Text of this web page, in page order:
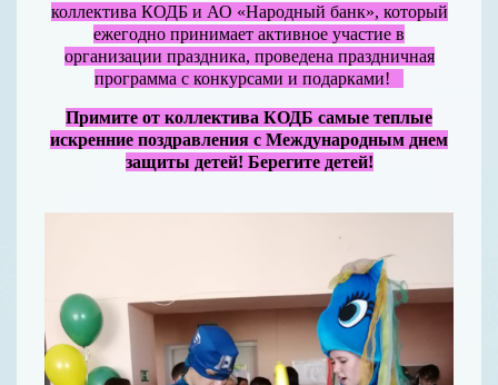
коллектива КОДБ и АО «Народный банк», который
ежегодно принимает активное участие в
организации праздника, проведена праздничная
программа с конкурсами и подарками!
Примите от коллектива КОДБ самые теплые
искренние поздравления с Международным днем
защиты детей! Берегите детей!